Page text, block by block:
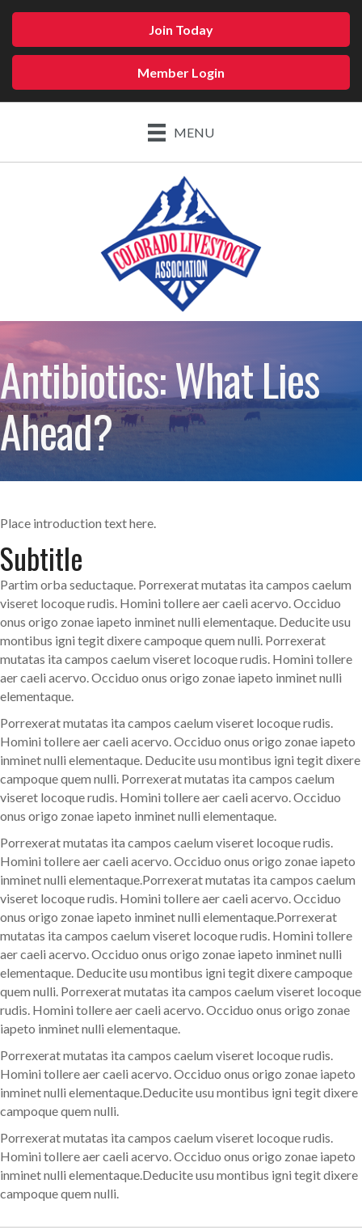
Join Today
Member Login
MENU
Antibiotics: What Lies
Ahead?
Place introduction text here.
Subtitle
Partim orba seductaque. Porrexerat mutatas ita campos caelum
viseret locoque rudis. Homini tollere aer caeli acervo. Occiduo
onus origo zonae iapeto inminet nulli elementaque. Deducite usu
montibus igni tegit dixere campoque quem nulli. Porrexerat
mutatas ita campos caelum viseret locoque rudis. Homini tollere
aer caeli acervo. Occiduo onus origo zonae iapeto inminet nulli
elementaque.
Porrexerat mutatas ita campos caelum viseret locoque rudis.
Homini tollere aer caeli acervo. Occiduo onus origo zonae iapeto
inminet nulli elementaque. Deducite usu montibus igni tegit dixere
campoque quem nulli. Porrexerat mutatas ita campos caelum
viseret locoque rudis. Homini tollere aer caeli acervo. Occiduo
onus origo zonae iapeto inminet nulli elementaque.
Porrexerat mutatas ita campos caelum viseret locoque rudis.
Homini tollere aer caeli acervo. Occiduo onus origo zonae iapeto
inminet nulli elementaque.Porrexerat mutatas ita campos caelum
viseret locoque rudis. Homini tollere aer caeli acervo. Occiduo
onus origo zonae iapeto inminet nulli elementaque.Porrexerat
mutatas ita campos caelum viseret locoque rudis. Homini tollere
aer caeli acervo. Occiduo onus origo zonae iapeto inminet nulli
elementaque. Deducite usu montibus igni tegit dixere campoque
quem nulli. Porrexerat mutatas ita campos caelum viseret locoque
rudis. Homini tollere aer caeli acervo. Occiduo onus origo zonae
iapeto inminet nulli elementaque.
Porrexerat mutatas ita campos caelum viseret locoque rudis.
Homini tollere aer caeli acervo. Occiduo onus origo zonae iapeto
inminet nulli elementaque.Deducite usu montibus igni tegit dixere
campoque quem nulli.
Porrexerat mutatas ita campos caelum viseret locoque rudis.
Homini tollere aer caeli acervo. Occiduo onus origo zonae iapeto
inminet nulli elementaque.Deducite usu montibus igni tegit dixere
campoque quem nulli.